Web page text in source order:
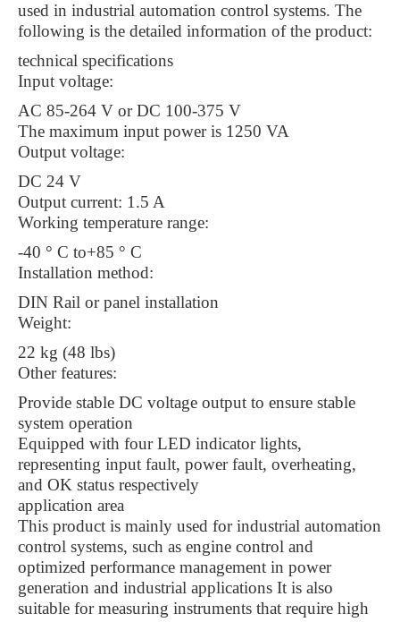
used in industrial automation control systems. The
following is the detailed information of the product:
technical specifications
Input voltage:
AC 85-264 V or DC 100-375 V
The maximum input power is 1250 VA
Output voltage:
DC 24 V
Output current: 1.5 A
Working temperature range:
-40 ° C to+85 ° C
Installation method:
DIN Rail or panel installation
Weight:
22 kg (48 lbs)
Other features:
Provide stable DC voltage output to ensure stable
system operation
Equipped with four LED indicator lights,
representing input fault, power fault, overheating,
and OK status respectively
application area
This product is mainly used for industrial automation
control systems, such as engine control and
optimized performance management in power
generation and industrial applications It is also
suitable for measuring instruments that require high